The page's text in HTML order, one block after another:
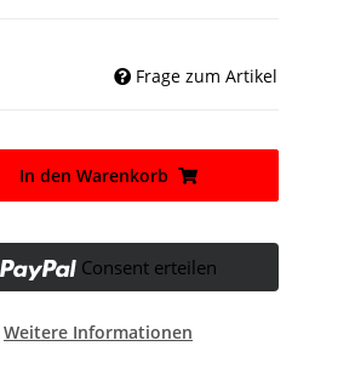
Frage zum Artikel
In den Warenkorb
Consent erteilen
Weitere Informationen